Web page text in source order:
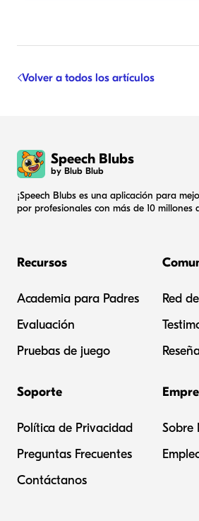
Volver a todos los artículos
Speech Blubs
by Blub Blub
¡Speech Blubs es una aplicación para
por profesionales con más de 10 millones
Recursos
Academia para Padres
Evaluación
Pruebas de juego
Red
Soporte
Política de Privacidad
Preguntas Frecuentes
Contáctanos
Sobre